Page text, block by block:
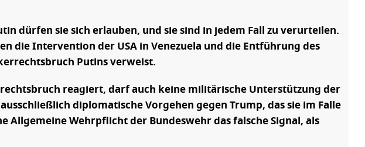
dürfen sie sich erlauben, und sie sind in jedem Fall zu verurteilen.
die Intervention der USA in Venezuela und die Entführung des
Putins verweist.
reagiert, darf auch keine militärische Unterstützung der
diplomatische Vorgehen gegen Trump, das sie im Falle
Allgemeine Wehrpflicht der Bundeswehr das falsche Signal, als